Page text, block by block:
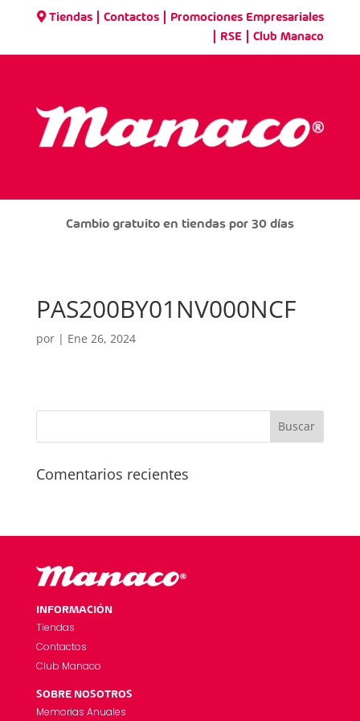
Tiendas |Contactos Promociones Empresariales
RSE |Club Manaco
Cambio gratuito en tiendas por 30 días
PAS200BY01NV000NCF
por | Ene 26, 2024
Comentarios recientes
INFORMACIÓN
Tiendas
Contactos
Club Manaco
SOBRE NOSOTROS
Memorias Anuales